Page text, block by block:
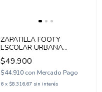
ZAPATILLA FOOTY
ESCOLAR URBANA
ACORDONADA 33-38
BLANCO (SCH66/1BL)
$49.900
$44.910 con Mercado Pago
6 x $8.316,67 sin interés